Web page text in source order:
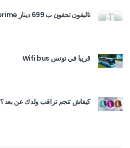
تاليفون تحفون ب 699 دينار Huawei Y 7 prime
قريبا في تونس Wifi bus
كيفاش تنجم تراقب ولدك عن بعد ؟